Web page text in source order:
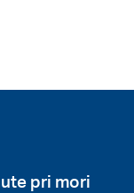
pri mori